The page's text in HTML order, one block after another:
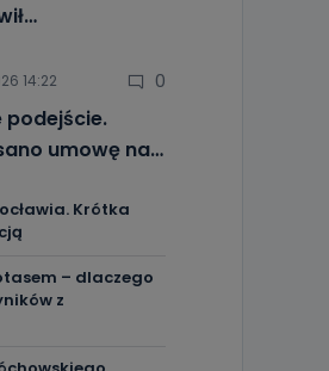
14:22 0
podejście.
umowę na…
Krótka
– dlaczego
z